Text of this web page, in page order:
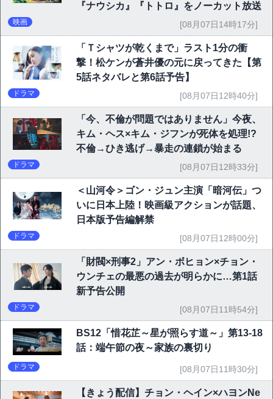
『ナウシカ』『トトロ』をノーカット放送
映画 [08月07日14時17分]
「Ｔシャツが乾くまで」ラスト1分の衝
撃！松ケンが蒼井優の元に戻ってきた【第
5話ネタバレと第6話予告】
ドラマ [08月07日12時40分]
「今、不倫が問題ではありません」今夜、
キム・ヘス×キム・ジフンが死体を処理!?
不倫→ひき逃げ→暴走の連鎖が始まる
ドラマ [08月07日12時33分]
＜山河令＞ゴン・ジュン主演「暗河伝」つ
いに日本上陸！映画級アクションが話題、
日本版予告編解禁
ドラマ [08月07日12時00分]
「財閥×刑事2」アン・ボヒョン×チョン・
ウンチェの最悪の過去が明らかに…第1話
新予告公開
ドラマ [08月07日11時54分]
BS12「惜花芷～星が照らす道～」第13-18
話：端午節の夜～家族の裏切り
ドラマ [08月07日11時30分]
【きょう配信】チョン・ヘイン×ハヨンNe